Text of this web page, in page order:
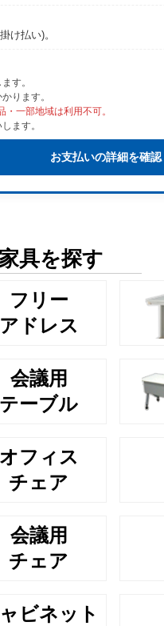
け払い)。
す。
ります。
一部地域は利用不可。
ます。
お支払いの詳細を確認
具を探す
フリー
アドレス
会議用
テーブル
オフィス
チェア
会議用
チェア
ビネット